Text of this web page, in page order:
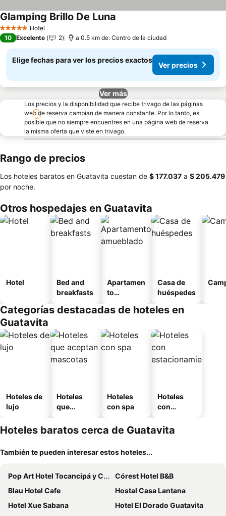
5 Estrellas Hotel
Glamping Brillo De Luna
10 Excelente 2 a 0.5 km de: Centro de la ciudad
Elige fechas para ver los precios exactos
Ver precios
Ver más
Los precios y la disponibilidad que recibe trivago de las páginas
web de reserva cambian de manera constante. Por lo tanto, es
posible que no siempre encuentres en una página web de reserva
la misma oferta que viste en trivago.
Rango de precios
Los hoteles baratos en Guatavita cuestan de ‎$ 177.037 a ‎$ 205.479
por noche.
Otros hospedajes en Guatavita
Hotel
Bed and
breakfasts
Apartamen
to
o
Casa de
huéspedes
Categorías destacadas de hoteles en
Guatavita
Hoteles de
lujo
Hoteles
que
mascotas
Hoteles
con spa
Hoteles
con
miento
Hoteles baratos cerca de Guatavita
También te pueden interesar estos hoteles...
Pop Art Hotel Tocancipá y Centro de Convenciones
Córest Hotel B&B
Blau Hotel Cafe
Hostal Casa Lantana
Hotel Xue Sabana
Hotel El Dorado Guatavita